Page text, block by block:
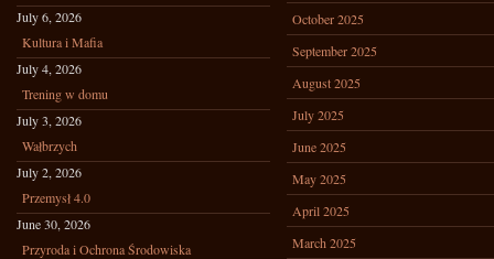
July 6, 2026
Kultura i Mafia
July 4, 2026
Trening w domu
July 3, 2026
Wałbrzych
July 2, 2026
Przemysł 4.0
June 30, 2026
Przyroda i Ochrona Środowiska
October 2025
September 2025
August 2025
July 2025
June 2025
May 2025
April 2025
March 2025